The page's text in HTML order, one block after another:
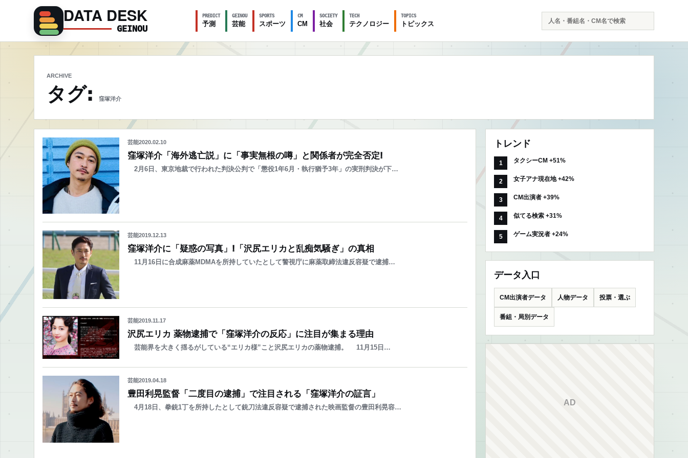
DATA DESK
GEINOU
PREDICT
予測
GEINOU
芸能
SPORTS
スポーツ
CM
CM
SOCIETY
社会
TECH
テクノロジー
TOPICS
トピックス
索
ARCHIVE
タグ: 窪塚洋介
芸能2020.02.10
窪塚洋介「海外逃亡説」に「事実無根の噂」と関係者が完全否定!
2月6日、東京地裁で行われた判決公判で「懲役1年6月・執行猶予3年」の実刑判決が下…
芸能2019.12.13
窪塚洋介に「疑惑の写真」!「沢尻エリカと乱痴気騒ぎ」の真相
11月16日に合成麻薬MDMAを所持していたとして警視庁に麻薬取締法違反容疑で逮捕…
芸能2019.11.17
沢尻エリカ 薬物逮捕で「窪塚洋介の反応」に注目が集まる理由
芸能界を大きく揺るがしている“エリカ様”こと沢尻エリカの薬物逮捕。 11月15日…
芸能2019.04.18
豊田利晃監督「二度目の逮捕」で注目される「窪塚洋介の証言」
4月18日、拳銃1丁を所持したとして銃刀法違反容疑で逮捕された映画監督の豊田利晃容…
トレンド
タクシーCM +51%
女子アナ現在地 +42%
CM出演者 +39%
似てる検索 +31%
ゲーム実況者 +24%
データ入口
CM出演者データ 人物データ 投票・選ぶ
番組・局別データ
AD